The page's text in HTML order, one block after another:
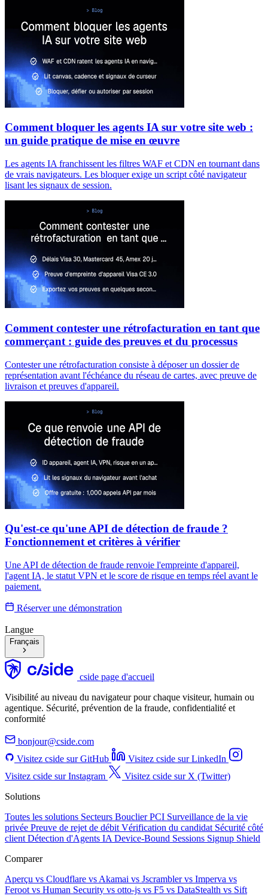
Comment bloquer les agents IA sur votre site web :
un guide pratique de mise en œuvre
Les agents IA franchissent les filtres WAF et CDN en tournant dans
de vrais navigateurs. Les bloquer exige un script côté navigateur
lisant les signaux de session.
Comment contester une rétrofacturation en tant que
commerçant : guide des preuves et du processus
Contester une rétrofacturation consiste à déposer un dossier de
représentation avant l'échéance du réseau de cartes, avec preuve de
livraison et preuves d'appareil.
Qu'est-ce qu'une API de détection de fraude ?
Fonctionnement et critères à vérifier
Une API de détection de fraude renvoie l'empreinte d'appareil,
l'agent IA, le statut VPN et le score de risque en temps réel avant le
paiement.
Réserver une démonstration
Langue
Français
cside page d'accueil
Visibilité au niveau du navigateur pour chaque visiteur, humain ou
agentique. Sécurité, prévention de la fraude, confidentialité et
conformité
bonjour@cside.com
Visitez cside sur GitHub
Visitez cside sur LinkedIn
Visitez cside sur Instagram
Visitez cside sur X (Twitter)
Solutions
Toutes les solutions Secteurs Bouclier PCI Surveillance de la vie
privée Preuve de rejet de débit Vérification du candidat Sécurité côté
client Détection d'Agents IA Device-Bound Sessions Signup Shield
Comparer
Aperçu vs Cloudflare vs Akamai vs Jscramblervs Imperva vs
Feroot vs Human Security vs otto-js vs F5 vs DataStealth vs Sift